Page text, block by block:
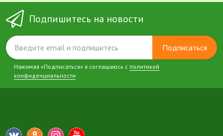
Подпишитесь на новости
Подписаться
Нажимая «Подписаться» я соглашаюсь с политикой
конфиденциальности